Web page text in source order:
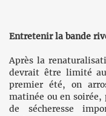
Entretenir la bande
Après la
devrait être limité
premier été, on
matinée ou en
de sécheresse